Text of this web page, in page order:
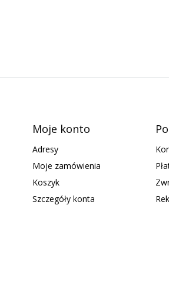
Moje konto
Adresy
Moje zamówienia
Koszyk
Szczegóły konta